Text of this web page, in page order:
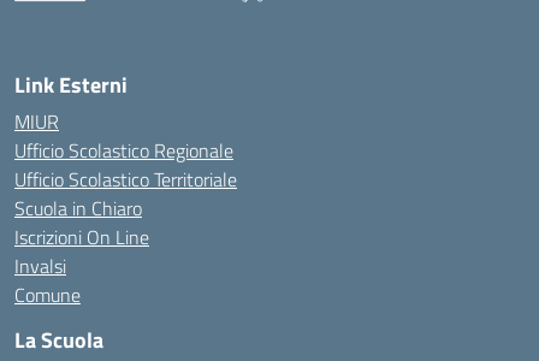
Link Esterni
MIUR
Ufficio Scolastico Regionale
Ufficio Scolastico Territoriale
Scuola in Chiaro
Iscrizioni On Line
Invalsi
Comune
La Scuola